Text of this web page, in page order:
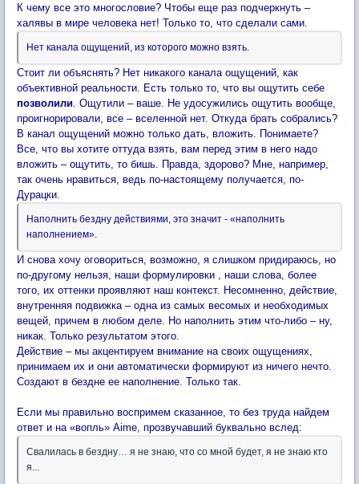
К чему все это многословие? Чтобы еще раз подчеркнуть –
халявы в мире человека нет! Только то, что сделали сами.
Нет канала ощущений, из которого можно взять.
Стоит ли объяснять? Нет никакого канала ощущений, как
объективной реальности. Есть только то, что вы ощутить себе
позволили . Ощутили – ваше. Не удосужились ощутить вообще,
проигнорировали, все – вселенной нет. Откуда брать собрались?
В канал ощущений можно только дать, вложить. Понимаете?
Все, что вы хотите оттуда взять, вам перед этим в него надо
вложить – ощутить, то бишь. Правда, здорово? Мне, например,
так очень нравиться, ведь по-настоящему получается, по-
Дурацки.
Наполнить бездну действиями, это значит - «наполнить
наполнением».
И снова хочу оговориться, возможно, я слишком придираюсь, но
по-другому нельзя, наши формулировки , наши слова, более
того, их оттенки проявляют наш контекст. Несомненно, действие,
внутренняя подвижка – одна из самых весомых и необходимых
вещей, причем в любом деле. Но наполнить этим что-либо – ну,
никак. Только результатом этого.
Действие – мы акцентируем внимание на своих ощущениях,
принимаем их и они автоматически формируют из ничего нечто.
Создают в бездне ее наполнение. Только так.
Если мы правильно воспримем сказанное, то без труда найдем
ответ и на «вопль» Aime, прозвучавший буквально вслед:
Свалилась в бездну… я не знаю, что со мной будет, я не знаю кто
я...